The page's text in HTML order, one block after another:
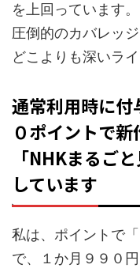
を上回っています
圧倒的のカバレッ
どこよりも深いラ
通常利用時に付
０ポイントで
「NHKまるご
しています
私は、ポイントで
で、１か月９９０